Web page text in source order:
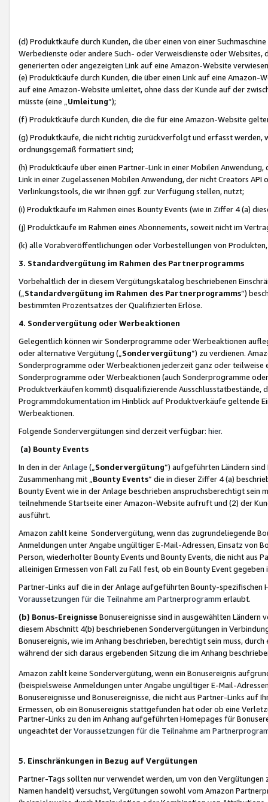
(d) Produktkäufe durch Kunden, die über einen von einer
Werbedienste oder andere Such- oder Verweisdienste oder Websites,
generierten oder angezeigten Link auf eine Amazon-Website
(e) Produktkäufe durch Kunden, die über einen Link auf eine
auf eine Amazon-Website umleitet, ohne dass der Kunde auf der
müsste (eine „ Umleitung“);
(f) Produktkäufe durch Kunden, die die für eine Amazon-Website
(g) Produktkäufe, die nicht richtig zurückverfolgt und erfasst werden,
ordnungsgemäß formatiert sind;
(h) Produktkäufe über einen Partner-Link in einer Mobilen
Link in einer Zugelassenen Mobilen Anwendung, der nicht Creators
Verlinkungstools, die wir Ihnen ggf. zur Verfügung stellen, nutzt;
(i) Produktkäufe im Rahmen eines Bounty Events (wie in Ziffer 4 (a)
(j) Produktkäufe im Rahmen eines Abonnements, soweit nicht im
(k) alle Vorabveröffentlichungen oder Vorbestellungen von
3. Standardvergütung im Rahmen des Partnerprogramms
Vorbehaltlich der in diesem Vergütungskatalog beschriebenen
(„ Standardvergütung im Rahmen des Partnerprogramms“)
bestimmten Prozentsatzes der Qualifizierten Erlöse.
4. Sondervergütung oder Werbeaktionen
Gelegentlich können wir Sonderprogramme oder Werbeaktionen
oder alternative Vergütung („ Sondervergütung”) zu verdienen.
Sonderprogramme oder Werbeaktionen jederzeit ganz oder
Sonderprogramme oder Werbeaktionen (auch Sonderprogramme
Produktverkäufen kommt) disqualifizierende Ausschlusstatbestände,
Programmdokumentation im Hinblick auf Produktverkäufe geltende
Werbeaktionen.
Folgende Sondervergütungen sind derzeit verfügbar: hier.
(a) Bounty Events
In den in derAnlage („ Sondervergütung“) aufgeführten Ländern
Zusammenhang mit „ Bounty Events“ die in dieser Ziffer 4 (a)
Bounty Event wie in der Anlage beschrieben anspruchsberechtigt sein
teilnehmende Startseite einer Amazon-Website aufruft und (2) der
ausführt.
Amazon zahlt keine Sondervergütung, wenn das zugrundeliegende
Anmeldungen unter Angabe ungültiger E-Mail-Adressen, Einsatz von
Person, wiederholter Bounty Events und Bounty Events, die nicht
alleinigen Ermessen von Fall zu Fall fest, ob ein Bounty Event
Partner-Links auf die in der Anlage aufgeführten Bounty-spezifischen
Voraussetzungen für die Teilnahme am Partnerprogramm erlaubt.
(b) Bonus-Ereignisse Bonusereignisse sind in ausgewählten Ländern
diesem Abschnitt 4(b) beschriebenen Sondervergütungen in
Bonusereignis, wie im Anhang beschrieben, berechtigt sein muss,
während der sich daraus ergebenden Sitzung die im Anhang
Amazon zahlt keine Sondervergütung, wenn ein Bonusereignis
(beispielsweise Anmeldungen unter Angabe ungültiger E-Mail-
Bonusereignisse und Bonusereignisse, die nicht aus Partner-Links auf
Ermessen, ob ein Bonusereignis stattgefunden hat oder ob eine
Partner-Links zu den im Anhang aufgeführten Homepages für
ungeachtet derVoraussetzungen für die Teilnahme am
5. Einschränkungen in Bezug auf Vergütungen
Partner-Tags sollten nur verwendet werden, um von den
Namen handelt) versuchst, Vergütungen sowohl vom Amazon